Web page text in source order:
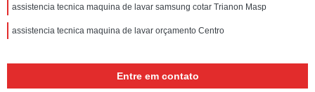
assistencia tecnica maquina de lavar samsung cotar Trianon Masp
assistencia tecnica maquina de lavar orçamento Centro
Entre em contato